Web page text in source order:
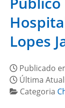
Lopes
Publicado
Última
Categoria